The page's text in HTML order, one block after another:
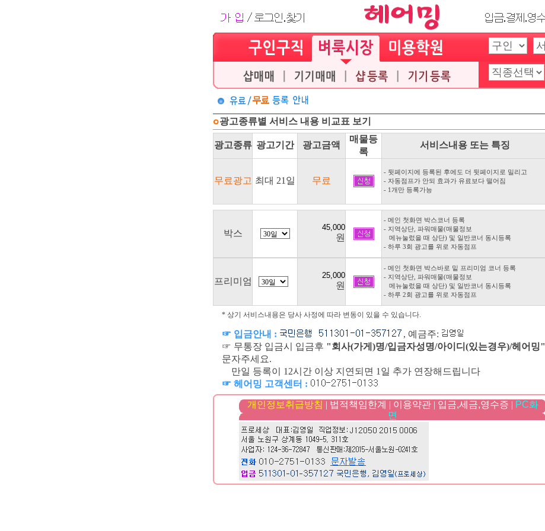
광고종류별 서비스 내용 비교표 보기
광고종류 광고기간 광고금액
매물등
록
서비스내용 또는 특징
무료광고 최대 21일 무료
- 뒷페이지에 등록된 후에도 더 뒷페이지로 밀리고
- 자동점프가 안되 효과가 유료보다 떨어짐
- 1개만 등록가능
박스 원
- 메인 첫화면 박스코너 등록
- 지역상단, 파워매물(매물정보
메뉴눌렀을 때 상단) 및 일반코너 동시등록
- 하루 3회 광고를 위로 자동점프
프리미엄 원
- 메인 첫화면 박스바로 밑 프리미엄 코너 등록
- 지역상단, 파워매물(매물정보
메뉴눌렀을 때 상단) 및 일반코너 동시등록
- 하루 2회 광고를 위로 자동점프
* 상기 서비스내용은 당사 사정에 따라 변동이 있을 수 있습니다.
☞ 입금안내 :
, 예금주:
☞ 무통장 입금시 입금후 "회사(가게)명/입금자성명/아이디(있는경우)/헤어밍"
문자주세요.
만일 등록이 12시간 이상 지연되면 1일 추가 연장해드립니다
☞ 헤어밍 고객센터 :
개인정보취급방침 | 법적책임한계 | 이용약관| 입금,세금,영수증 | PC화
면